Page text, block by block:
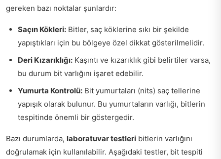
gereken bazı noktalar şunlardır:
Saçın Kökleri: Bitler, saç köklerine sıkı bir şekilde
yapıştıkları için bu bölgeye özel dikkat gösterilmelidir.
Deri Kızarıklığı: Kaşıntı ve kızarıklık gibi belirtiler varsa,
bu durum bit varlığını işaret edebilir.
Yumurta Kontrolü: Bit yumurtaları (nits) saç tellerine
yapışık olarak bulunur. Bu yumurtaların varlığı, bitlerin
tespitinde önemli bir göstergedir.
Bazı durumlarda, laboratuvar testleri bitlerin varlığını
doğrulamak için kullanılabilir. Aşağıdaki testler, bit tespiti